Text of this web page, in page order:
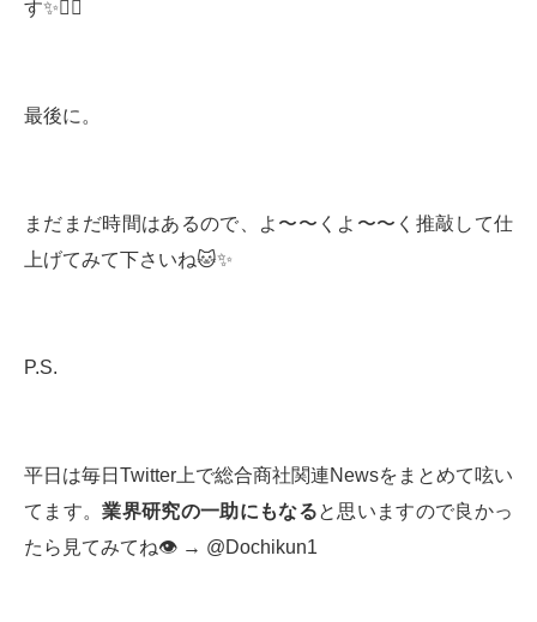
す✨🙇‍♂️
最後に。
まだまだ時間はあるので、よ〜〜くよ〜〜く推敲して仕
上げてみて下さいね🐱✨
P.S.
平日は毎日Twitter上で総合商社関連Newsをまとめて呟い
てます。業界研究の一助にもなると思いますので良かっ
たら見てみてね👁 → @Dochikun1